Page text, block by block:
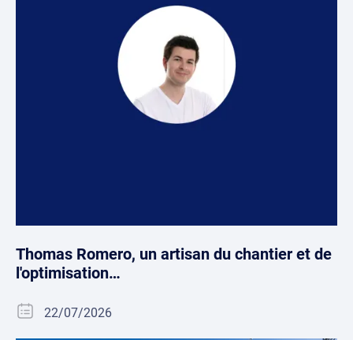
Thomas Romero, un artisan du chantier et de
l'optimisation…
22/07/2026